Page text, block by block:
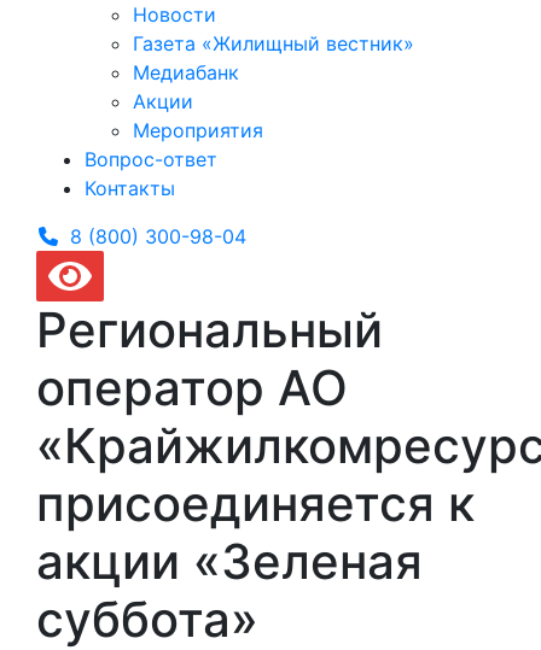
Новости
Газета «Жилищный вестник»
Медиабанк
Акции
Мероприятия
Вопрос-ответ
Контакты
8 (800) 300-98-04
Региональный
оператор АО
присоединяется к
акции «Зеленая
суббота»